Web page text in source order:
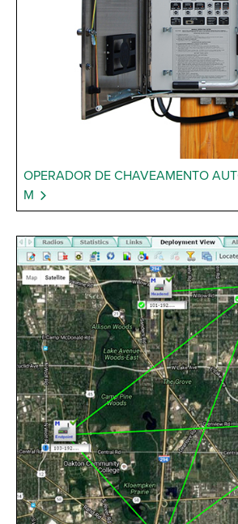
OPERADOR DE CHAVEAMENTO
M